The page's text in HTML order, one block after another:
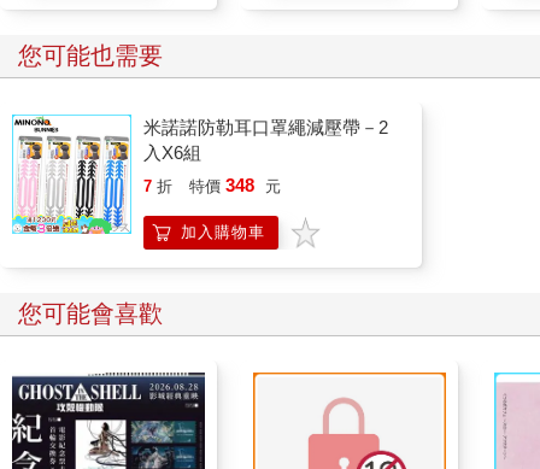
您可能也需要
米諾諾防勒耳口罩繩減壓帶－2
入X6組
7 折 特價 348 元
加入購物車
您可能會喜歡